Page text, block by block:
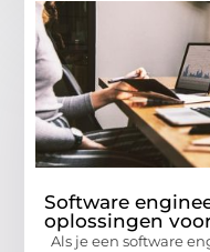
Software
oplossingen
Als je een software